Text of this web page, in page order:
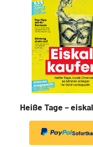
Heiße Tage –